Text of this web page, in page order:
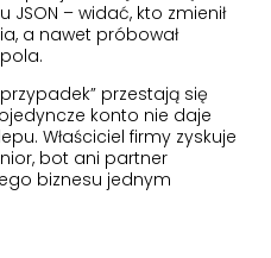
– widać, kto zmienił
a nawet próbował
przestają się
konto nie daje
Właściciel firmy zyskuje
bot ani partner
biznesu jednym